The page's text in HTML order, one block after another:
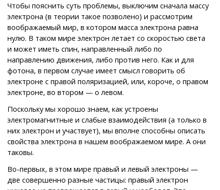
Чтобы пояснить суть проблемы, выключим сначала массу
электрона (в теории такое позволено) и рассмотрим
воображаемый мир, в котором масса электрона равна
нулю. В таком мире электрон летает со скоростью света
и может иметь спин, направленный либо по
направлению движения, либо против него. Как и для
фотона, в первом случае имеет смысл говорить об
электроне с правой поляризацией, или, короче, о правом
электроне, во втором — о левом.
Поскольку мы хорошо знаем, как устроены
электромагнитные и слабые взаимодействия (а только в
них электрон и участвует), мы вполне способны описать
свойства электрона в нашем воображаемом мире. А они
таковы.
Во-первых, в этом мире правый и левый электроны —
две совершенно разные частицы: правый электрон